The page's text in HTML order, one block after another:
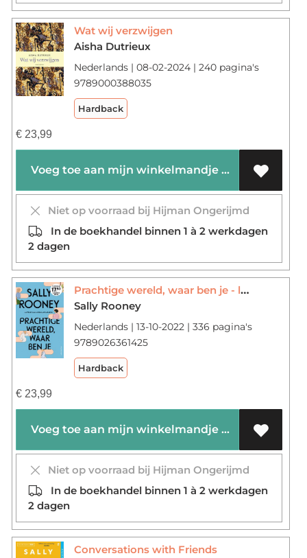
Wat wij verzwijgen
Aisha Dutrieux
Nederlands | 08-02-2024 | 240 pagina's
9789000388035
Hardback
€23,99
Voeg toe aan mijn winkelmandje
Niet op voorraad bij Hijman Ongerijmd
In de boekhandel binnen 1 à 2 werkdagen
2 dagen
Prachtige wereld, waar ben je - luxe editie
Sally Rooney
Nederlands | 13-10-2022 | 336 pagina's
9789026361425
Hardback
€23,99
Voeg toe aan mijn winkelmandje
Niet op voorraad bij Hijman Ongerijmd
In de boekhandel binnen 1 à 2 werkdagen
2 dagen
Conversations with Friends